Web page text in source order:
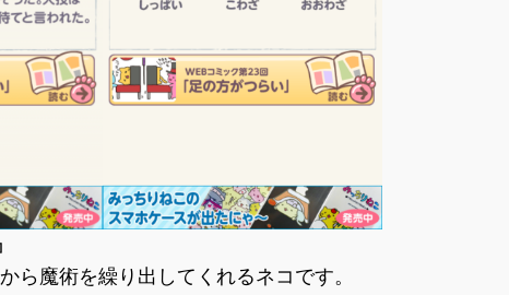
ら魔術を繰り出してくれるネコです。